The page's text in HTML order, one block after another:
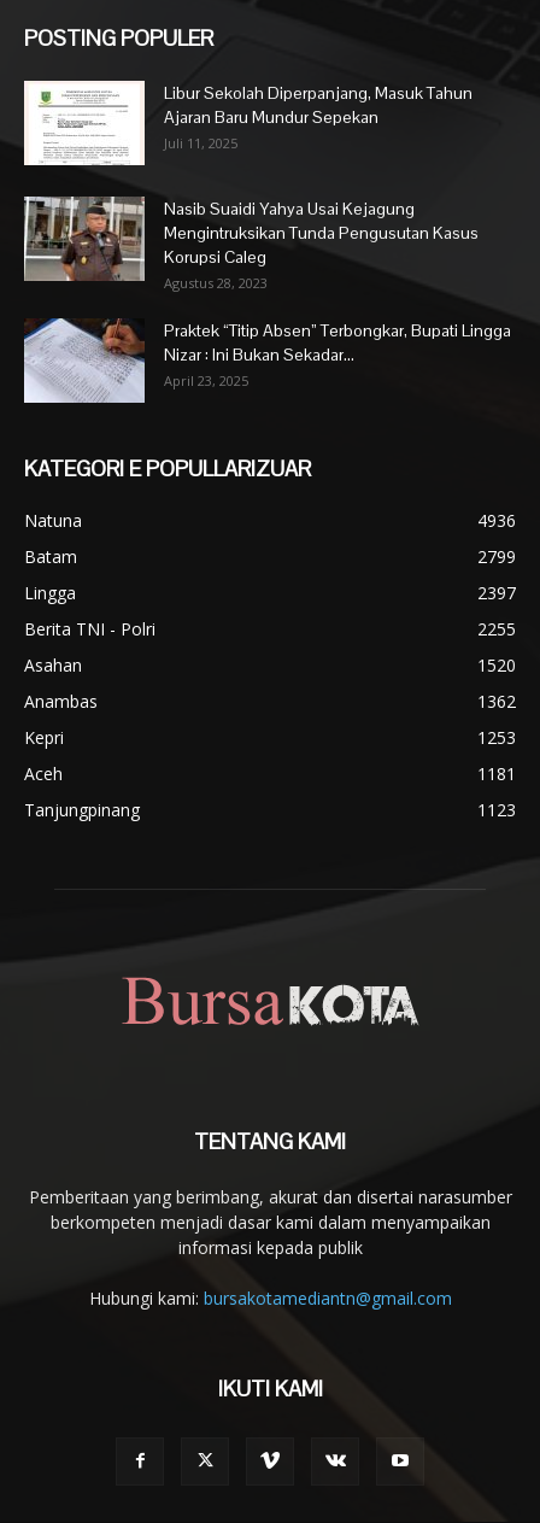
POSTING POPULER
Libur Sekolah Diperpanjang, Masuk Tahun
Ajaran Baru Mundur Sepekan
Juli 11, 2025
Nasib Suaidi Yahya Usai Kejagung
Mengintruksikan Tunda Pengusutan Kasus
Korupsi Caleg
Agustus 28, 2023
Praktek “Titip Absen” Terbongkar, Bupati Lingga
Nizar : Ini Bukan Sekadar...
April 23, 2025
KATEGORI E POPULLARIZUAR
Natuna
4936
Batam
2799
Lingga
2397
Berita TNI - Polri
2255
Asahan
1520
Anambas
1362
Kepri
1253
Aceh
1181
Tanjungpinang
1123
TENTANG KAMI
Pemberitaan yang berimbang, akurat dan disertai narasumber
berkompeten menjadi dasar kami dalam menyampaikan
informasi kepada publik
Hubungi kami: bursakotamediantn@gmail.com
IKUTI KAMI